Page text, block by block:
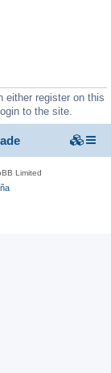
either register on this
to the site.
Limited